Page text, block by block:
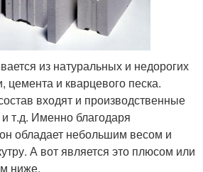
из натуральных и недорогих
цемента и кварцевого песка.
входят и производственные
т.д. Именно благодаря
обладает небольшим весом и
А вот является это плюсом или
ниже.